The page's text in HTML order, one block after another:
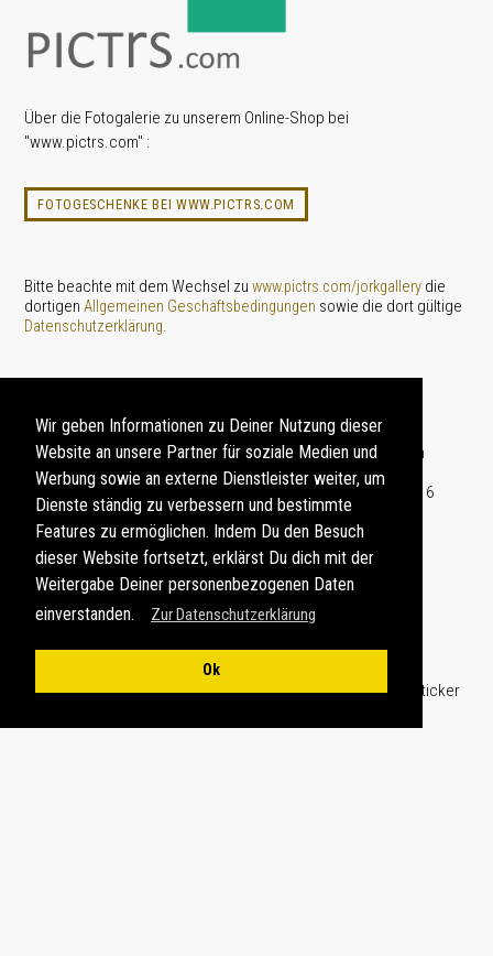
Wir geben Informationen zu Deiner Nutzung dieser
Website an unsere Partner für soziale Medien und
Werbung sowie an externe Dienstleister weiter, um
Dienste ständig zu verbessern und bestimmte
Features zu ermöglichen. Indem Du den Besuch
dieser Website fortsetzt, erklärst Du dich mit der
Weitergabe Deiner personenbezogenen Daten
einverstanden.
Zur Datenschutzerklärung
Ok
Über die Fotogalerie zu unserem Online-Shop bei
"www.pictrs.com" :
FOTOGESCHENKE BEI WWW.PICTRS.COM
Bitte beachte mit dem Wechsel zuwww.pictrs.com/jorkgallery die
dortigenAllgemeinen Geschäftsbedingungen sowie die dort gültige
Datenschutzerklärung.
ARTIKELBESCHREIBUNG:
Souvenirs, Fotogeschenke und Kalender mit Motiven von den
schönsten Fotolocations imArches Nationalpark auf dem
Colorado Plateau
mit insgesamt 6
verschiedenen Motiven
AlsFotogeschenkebieten wir aktuell an :
Kalender 2026, Poster, schwarz oder weiß, 80x60cm
Kalender 2026, Alu-Dibond, schwarz oder weiß, 80x60cm
Puzzle 20x30cm und 30x45cm, Holzpuzzle 30 Teile
Fototasse, Bierkrug, Glasschneidebrett, Grillschürze
Mousepad, Umhängetasche, Spardose, Schneekugel, Sticker